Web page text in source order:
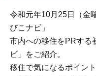
令和元年10月25日（金
びこナビ」
市内への移住をPRする
ビ」をご紹介。
移住で気になるポイン